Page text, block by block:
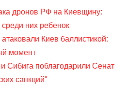
дронов РФ на Киевщину:
среди них ребенок
Киев баллистикой:
момент
Сибига поблагодарили Сенат
санкций"